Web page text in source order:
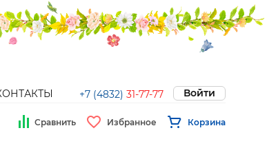
+7 (4832) 31-77-77 Войти
Сравнить Избранное Корзина